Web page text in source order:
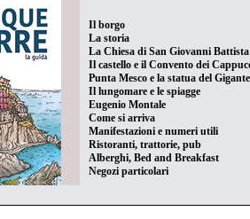
Il borgo
La storia
La Chiesa di San Giovanni Battista
Il castello e il Convento dei
Punta Mesco e la statua del Gigante
Il lungomare e le spiagge
Eugenio Montale
Come si arriva
Manifestazioni e numeri utili
Ristoranti, trattorie, pub
Alberghi, Bed and Breakfast
Negozi particolari